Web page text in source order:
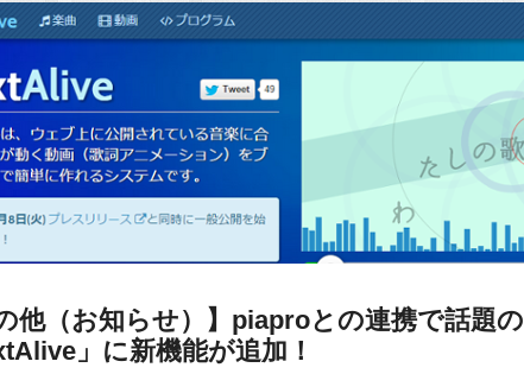
他（お知らせ）】piaproとの連携で話題の
」に新機能が追加！